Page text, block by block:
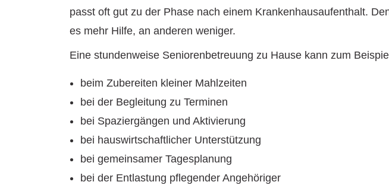
passt oft gut zu der Phase nach einem Krankenhausaufenthalt.
es mehr Hilfe, an anderen weniger.
Eine stundenweise Seniorenbetreuung zu Hause kann zum
beim Zubereiten kleiner Mahlzeiten
bei der Begleitung zu Terminen
bei Spaziergängen und Aktivierung
bei hauswirtschaftlicher Unterstützung
bei gemeinsamer Tagesplanung
bei der Entlastung pflegender Angehöriger